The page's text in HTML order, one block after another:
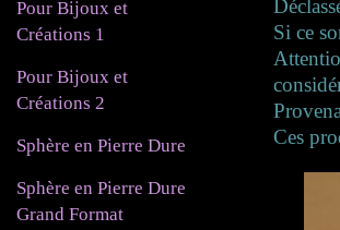
Si ce
Ces
Pour Bijoux et
Créations 1
Pour Bijoux et
Créations 2
Sphère en Pierre Dure
Sphère en Pierre Dure
Grand Format